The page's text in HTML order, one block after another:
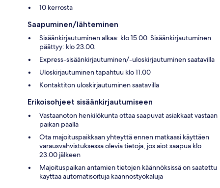
10 kerrosta
Saapuminen/lähteminen
Sisäänkirjautuminen alkaa: klo 15.00. Sisäänkirjautuminen
päättyy: klo 23.00.
Express-sisäänkirjautuminen/-uloskirjautuminen saatavilla
Uloskirjautuminen tapahtuu klo 11.00
Kontaktiton uloskirjautuminen saatavilla
Erikoisohjeet sisäänkirjautumiseen
Vastaanoton henkilökunta ottaa saapuvat asiakkaat vastaan
paikan päällä
Ota majoituspaikkaan yhteyttä ennen matkaasi käyttäen
varausvahvistuksessa olevia tietoja, jos aiot saapua klo
23.00 jälkeen
Majoituspaikan antamien tietojen käännöksissä on saatettu
käyttää automatisoituja käännöstyökaluja